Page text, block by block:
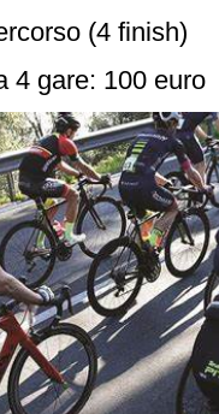
(4 finish)
4 gare: 100 euro